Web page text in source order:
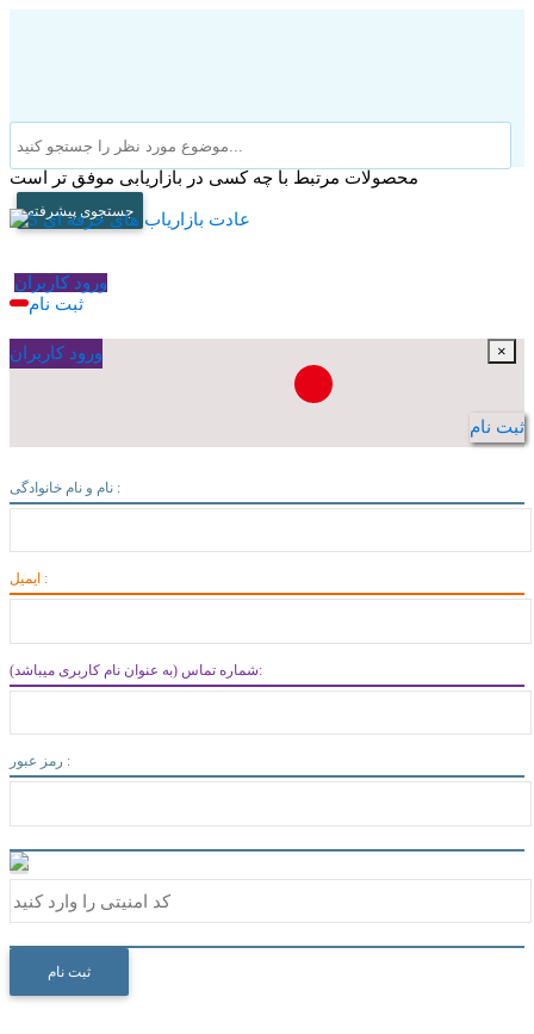
جستجوی پیشرفته
ورود کاربران
ثبت نام
× ورود کاربران
ثبت نام
نام و نام خانوادگی :
ایمیل :
شماره تماس (به عنوان نام کاربری میباشد):
رمز عبور :
ثبت نام
محصولات مرتبط با چه کسی در بازاریابی موفق تر است